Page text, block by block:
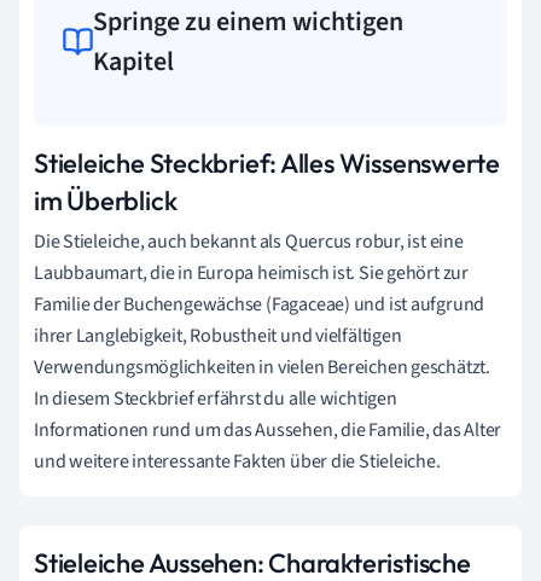
Springe zu einem wichtigen
Kapitel
Stieleiche Steckbrief: Alles Wissenswerte
im Überblick
Die Stieleiche, auch bekannt als Quercus robur, ist eine
Laubbaumart, die in Europa heimisch ist. Sie gehört zur
Familie der Buchengewächse (Fagaceae) und ist aufgrund
ihrer Langlebigkeit, Robustheit und vielfältigen
Verwendungsmöglichkeiten in vielen Bereichen geschätzt.
In diesem Steckbrief erfährst du alle wichtigen
Informationen rund um das Aussehen, die Familie, das Alter
und weitere interessante Fakten über die Stieleiche.
Stieleiche Aussehen: Charakteristische